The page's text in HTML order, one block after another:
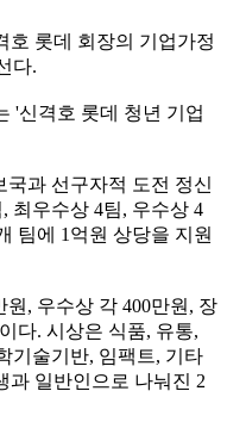
호 롯데 회장의 기업가정
다.
'신격호 롯데 청년 기업
과 선구자적 도전 정신
최우수상 4팀, 우수상 4
팀에 1억원 상당을 지원
원, 우수상 각 400만원, 장
다. 시상은 식품, 유통,
기술기반, 임팩트, 기타
과 일반인으로 나눠진 2